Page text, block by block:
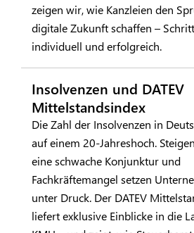
zeigen wir, wie Kanzleien den
digitale Zukunft schaffen –
individuell und erfolgreich.
Insolvenzen und DATEV
Mittelstandsindex
Die Zahl der Insolvenzen in
auf einem 20-Jahreshoch.
eine schwache Konjunktur und
Fachkräftemangel setzen
unter Druck. Der DATEV
liefert exklusive Einblicke in die